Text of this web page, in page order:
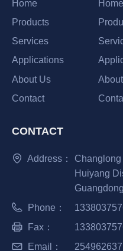
Home
Products
Services
Applications
About Us
Contact
Home
CONTACT
Address：
Huiyang
Phone：
Fax：
Email：